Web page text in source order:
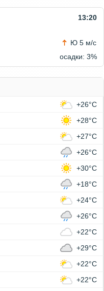
13:20
Ю 5 м/с
осадки: 3%
+26°C
+28°C
+27°C
+26°C
+30°C
+18°C
+24°C
+26°C
+22°C
+29°C
+22°C
+22°C